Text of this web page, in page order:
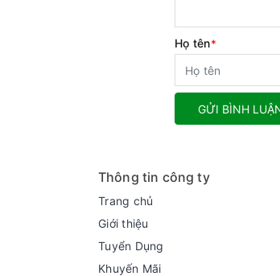
Họ tên*
GỬI BÌNH
Thông tin công ty
Trang chủ
Giới thiệu
Tuyển Dụng
Khuyến Mãi